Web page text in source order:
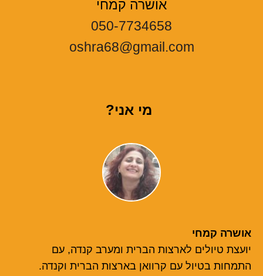
אושרה קמחי
050-7734658
oshra68@gmail.com
מי אני?
אושרה קמחי
יועצת טיולים לארצות הברית ומערב קנדה, עם
התמחות בטיול עם קרוואן בארצות הברית וקנדה.